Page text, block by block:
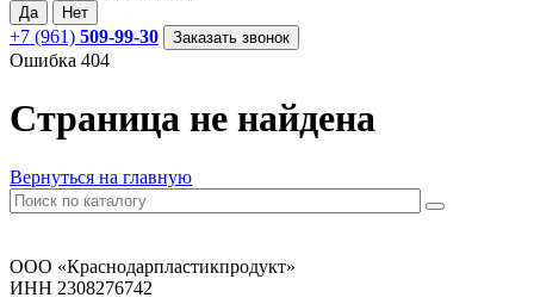
Да Нет
+7 (961) 509-99-30 Заказать звонок
Ошибка 404
Страница не найдена
Вернуться на главную
ООО «Краснодарпластикпродукт»
ИНН 2308276742